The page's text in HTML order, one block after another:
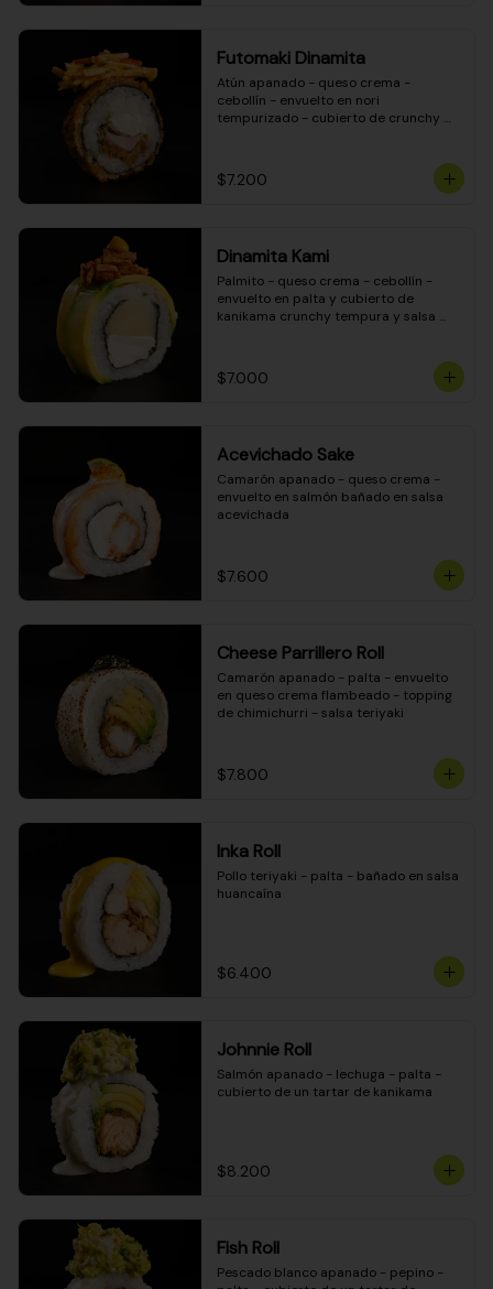
Futomaki Dinamita
Atún apanado - queso crema -
cebollín - envuelto en nori
tempurizado - cubierto de crunchy
$7.200
Dinamita Kami
Palmito - queso crema - cebollín -
envuelto en palta y cubierto de
kanikama crunchy tempura y salsa
$7.000
Acevichado Sake
Camarón apanado - queso crema -
envuelto en salmón bañado en salsa
acevichada
$7.600
Cheese Parrillero Roll
Camarón apanado - palta - envuelto
en queso crema flambeado - topping
de chimichurri - salsa teriyaki
$7.800
Inka Roll
Pollo teriyaki - palta - bañado en salsa
huancaína
$6.400
Johnnie Roll
Salmón apanado - lechuga - palta -
cubierto de un tartar de kanikama
$8.200
Fish Roll
Pescado blanco apanado - pepino -